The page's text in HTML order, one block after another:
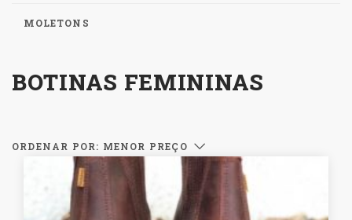
MOLETONS
BOTINAS FEMININAS
ORDENAR POR: